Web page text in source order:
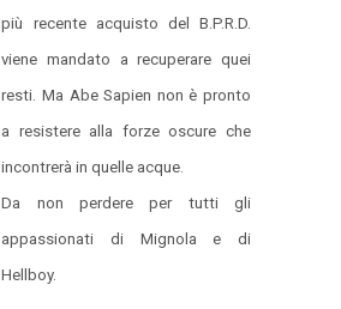
più recente acquisto del B.P.R.D.
viene mandato a recuperare quei
resti. Ma Abe Sapien non è pronto
a resistere alla forze oscure che
incontrerà in quelle acque.
Da non perdere per tutti gli
appassionati di Mignola e di
Hellboy.